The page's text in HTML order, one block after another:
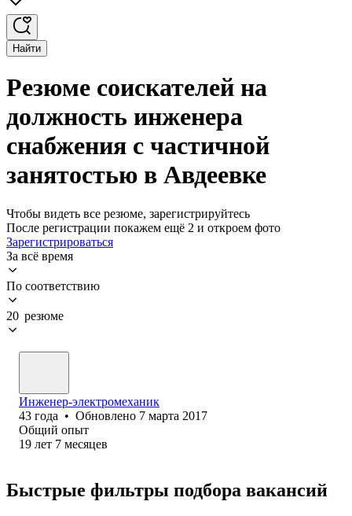
Найти
Резюме соискателей на
должность инженера
снабжения с частичной
занятостью в Авдеевке
Чтобы видеть все резюме, зарегистрируйтесь
После регистрации покажем ещё 2 и откроем фото
Зарегистрироваться
За всё время
По соответствию
20 резюме
Инженер-электромеханик
43 года • Обновлено 7 марта 2017
Общий опыт
19 лет 7 месяцев
Быстрые фильтры подбора вакансий